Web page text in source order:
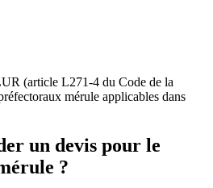
(article L271-4 du Code de la
mérule applicables dans
un devis pour le
?